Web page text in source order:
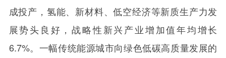
成投产，氢能、新材料、低空经济等新质生产力发
展势头良好，战略性新兴产业增加值年均增长
6.7%。一幅传统能源城市向绿色低碳高质量发展的